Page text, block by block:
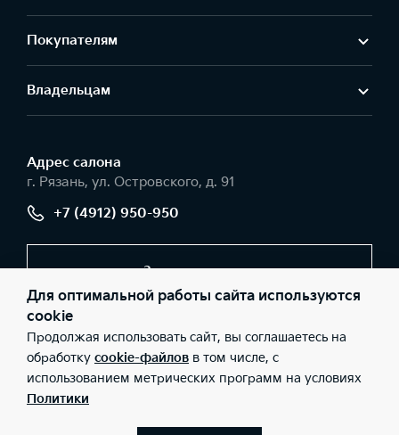
Покупателям
Владельцам
Адрес салонa
г. Рязань, ул. Островского, д. 91
+7 (4912) 950-950
Заказать звонок
© 2026 Юридические лица ООО «РЯЗАНЬАВТО» (Фактический
адрес: г. Рязань, ул. Островского, д. 91; Телефон: +7 (4912) 950-
950; ИНН: 6228001789; ОГРН: 1026200957188), ООО «Киа
Россия и СНГ» (Фактический адрес: г.Москва, Валовая 26;
Телефон: 8 800 301 08 80; ИНН: 7728674093; ОГРН:
5087746291760) ведут деятельность на территории РФ в
Для оптимальной работы сайта используются
cookie
Продолжая использовать сайт, вы соглашаетесь на
обработку cookie-файлов в том числе, с
использованием метрических программ на условиях
Политики